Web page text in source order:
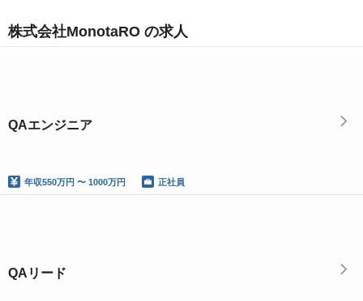
株式会社MonotaRO の求人
QAエンジニア
年収550万円 〜 1000万円 正社員
QAリード